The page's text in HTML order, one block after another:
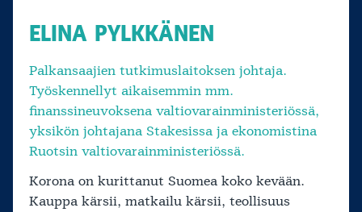
ELINA PYLKKÄNEN
Palkansaajien tutkimuslaitoksen johtaja.
Työskennellyt aikaisemmin mm.
finanssineuvoksena valtiovarainministeriössä,
yksikön johtajana Stakesissa ja ekonomistina
Ruotsin valtiovarainministeriössä.
Korona on kurittanut Suomea koko kevään.
Kauppa kärsii, matkailu kärsii, teollisuus